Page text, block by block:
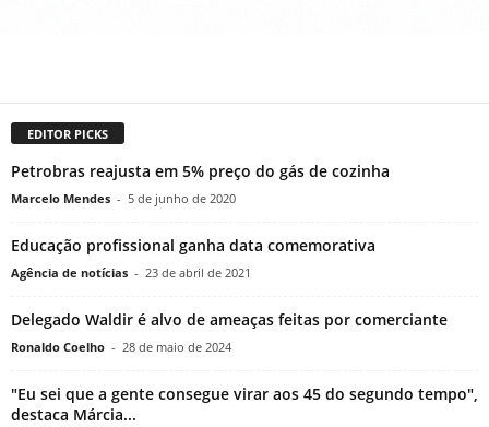
EDITOR PICKS
Petrobras reajusta em 5% preço do gás de cozinha
Marcelo Mendes - 5 de junho de 2020
Educação profissional ganha data comemorativa
Agência de notícias - 23 de abril de 2021
Delegado Waldir é alvo de ameaças feitas por comerciante
Ronaldo Coelho - 28 de maio de 2024
"Eu sei que a gente consegue virar aos 45 do segundo tempo",
destaca Márcia...